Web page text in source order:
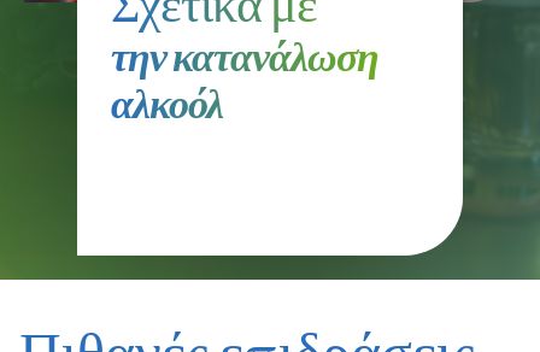
την κατανάλωση
αλκοόλ